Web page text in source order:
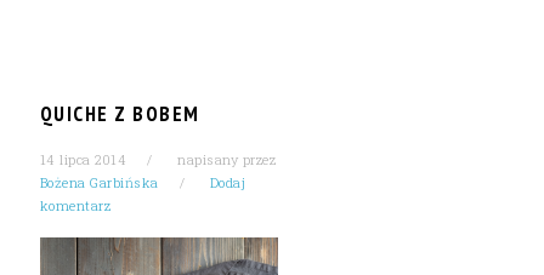
QUICHE Z BOBEM
14 lipca 2014
napisany przez
Bożena Garbińska
Dodaj
komentarz